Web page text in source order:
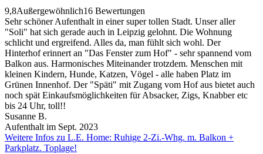
9,8Außergewöhnlich16 Bewertungen
Sehr schöner Aufenthalt in einer super tollen Stadt. Unser aller
"Soli" hat sich gerade auch in Leipzig gelohnt. Die Wohnung
schlicht und ergreifend. Alles da, man fühlt sich wohl. Der
Hinterhof erinnert an "Das Fenster zum Hof" - sehr spannend vom
Balkon aus. Harmonisches Miteinander trotzdem. Menschen mit
kleinen Kindern, Hunde, Katzen, Vögel - alle haben Platz im
Grünen Innenhof. Der "Späti" mit Zugang vom Hof aus bietet auch
noch spät Einkaufsmöglichkeiten für Absacker, Zigs, Knabber etc
bis 24 Uhr, toll!!
Susanne B.
Aufenthalt im Sept. 2023
Weitere Infos zu L.E. Home: Ruhige 2-Zi.-Whg. m. Balkon +
Parkplatz. Toplage!